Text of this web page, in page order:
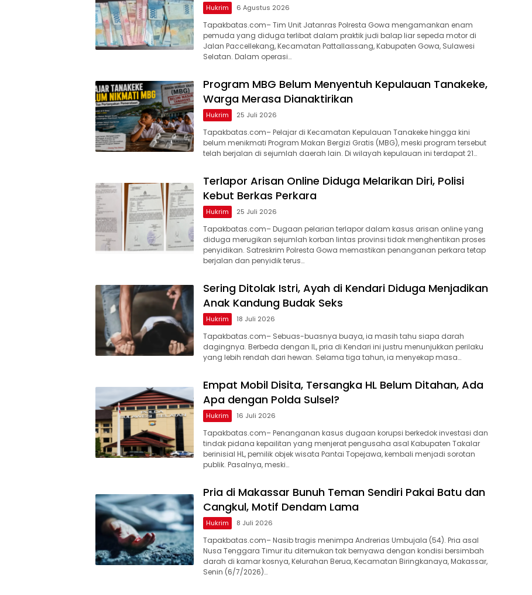
Hukrim 6 Agustus 2026
Tapakbatas.com– Tim Unit Jatanras Polresta Gowa mengamankan enam
pemuda yang diduga terlibat dalam praktik judi balap liar sepeda motor di
Jalan Paccellekang, Kecamatan Pattallassang, Kabupaten Gowa, Sulawesi
Selatan. Dalam operasi…
Program MBG Belum Menyentuh Kepulauan Tanakeke,
Warga Merasa Dianaktirikan
Hukrim 25 Juli 2026
Tapakbatas.com– Pelajar di Kecamatan Kepulauan Tanakeke hingga kini
belum menikmati Program Makan Bergizi Gratis (MBG), meski program tersebut
telah berjalan di sejumlah daerah lain. Di wilayah kepulauan ini terdapat 21…
Terlapor Arisan Online Diduga Melarikan Diri, Polisi
Kebut Berkas Perkara
Hukrim 25 Juli 2026
Tapakbatas.com– Dugaan pelarian terlapor dalam kasus arisan online yang
diduga merugikan sejumlah korban lintas provinsi tidak menghentikan proses
penyidikan. Satreskrim Polresta Gowa memastikan penanganan perkara tetap
berjalan dan penyidik terus…
Sering Ditolak Istri, Ayah di Kendari Diduga Menjadikan
Anak Kandung Budak Seks
Hukrim 18 Juli 2026
Tapakbatas.com– Sebuas-buasnya buaya, ia masih tahu siapa darah
dagingnya. Berbeda dengan IL, pria di Kendari ini justru menunjukkan perilaku
yang lebih rendah dari hewan. Selama tiga tahun, ia menyekap masa…
Empat Mobil Disita, Tersangka HL Belum Ditahan, Ada
Apa dengan Polda Sulsel?
Hukrim 16 Juli 2026
Tapakbatas.com– Penanganan kasus dugaan korupsi berkedok investasi dan
tindak pidana kepailitan yang menjerat pengusaha asal Kabupaten Takalar
berinisial HL, pemilik objek wisata Pantai Topejawa, kembali menjadi sorotan
publik. Pasalnya, meski…
Pria di Makassar Bunuh Teman Sendiri Pakai Batu dan
Cangkul, Motif Dendam Lama
Hukrim 8 Juli 2026
Tapakbatas.com– Nasib tragis menimpa Andrerias Umbujala (54). Pria asal
Nusa Tenggara Timur itu ditemukan tak bernyawa dengan kondisi bersimbah
darah di kamar kosnya, Kelurahan Berua, Kecamatan Biringkanaya, Makassar,
Senin (6/7/2026)…